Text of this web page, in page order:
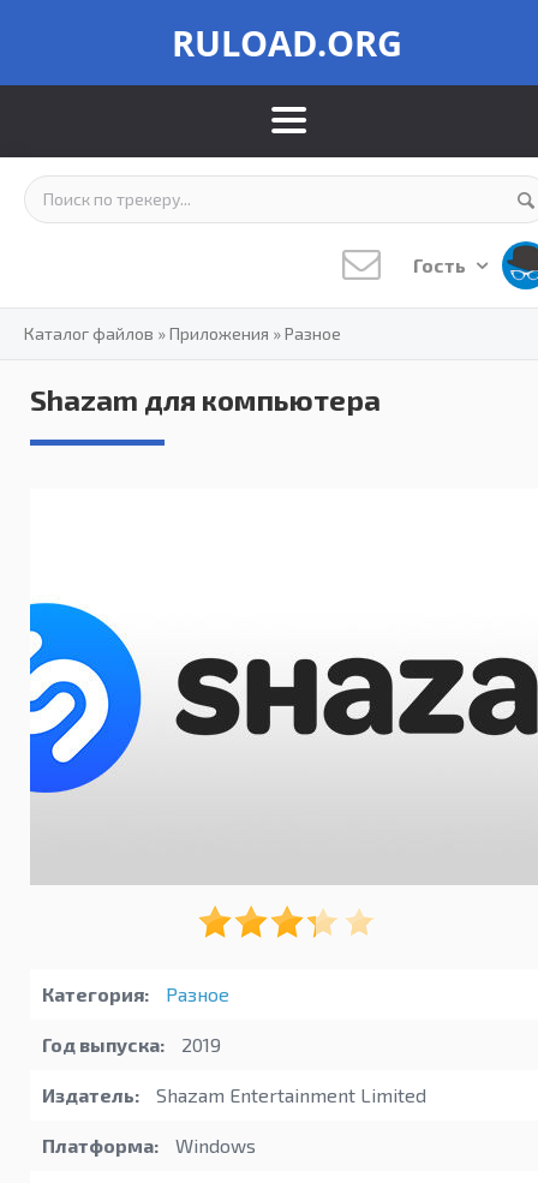
RULOAD.ORG
Гость
Каталог файлов »Приложения »Разное
Shazam для компьютера
Категория: Разное
Год выпуска: 2019
Издатель: Shazam Entertainment Limited
Платформа: Windows